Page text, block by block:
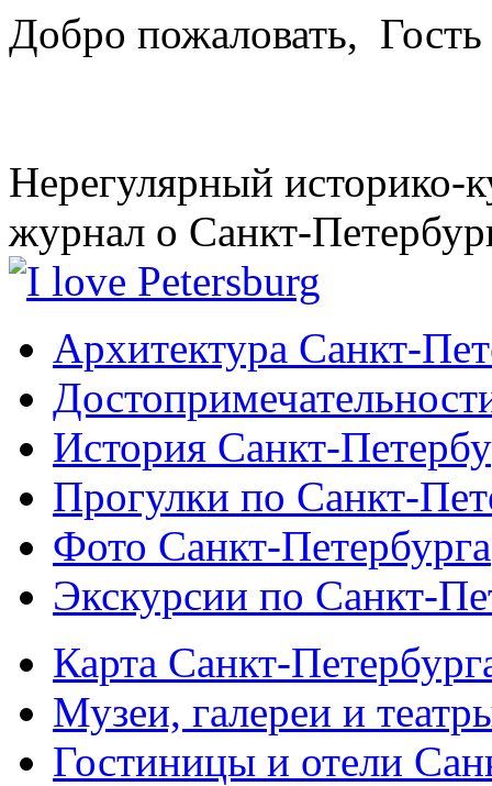
Добро пожаловать, Гость
Нерегулярный историко-
журнал о Санкт-
Архитектура Санкт-
История Санкт-
Прогулки по Санкт-
Фото Санкт-Петербурга
Экскурсии по Санкт-
Карта Санкт-
Музеи, галереи и
Гостиницы и отели